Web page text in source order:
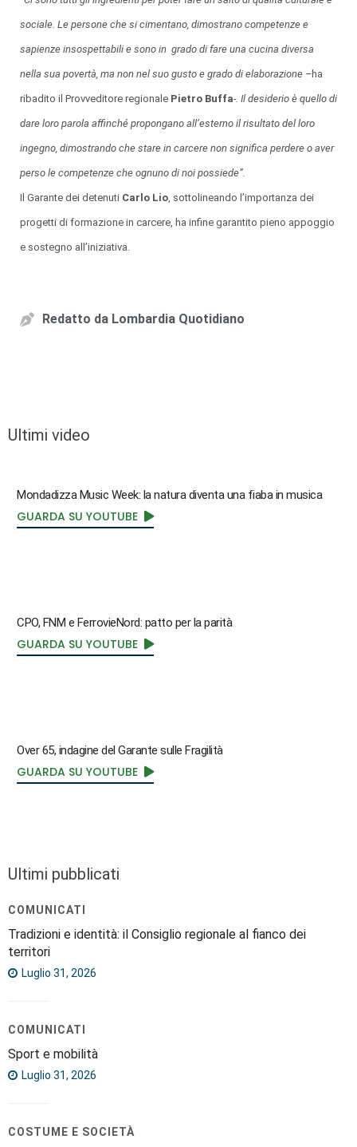
sociale. Le persone che si cimentano, dimostrano competenze e
sapienze insospettabili e sono in grado di fare una cucina diversa
nella sua povertà, ma non nel suo gusto e grado di elaborazione –ha
ribadito il Provveditore regionale Pietro Buffa-. Il desiderio è quello di
dare loro parola affinché propongano all’esterno il risultato del loro
ingegno, dimostrando che stare in carcere non significa perdere o aver
perso le competenze che ognuno di noi possiede”.
Il Garante dei detenuti Carlo Lio, sottolineando l’importanza dei
progetti di formazione in carcere, ha infine garantito pieno appoggio
e sostegno all’iniziativa.
Redatto da Lombardia Quotidiano
Ultimi video
Mondadizza Music Week: la natura diventa una fiaba in musica
GUARDA SU YOUTUBE
CPO, FNM e FerrovieNord: patto per la parità
GUARDA SU YOUTUBE
Over 65, indagine del Garante sulle Fragilità
GUARDA SU YOUTUBE
Ultimi pubblicati
COMUNICATI
Tradizioni e identità: il Consiglio regionale al fianco dei
territori
Luglio 31, 2026
COMUNICATI
Sport e mobilità
Luglio 31, 2026
COSTUME E SOCIETÀ